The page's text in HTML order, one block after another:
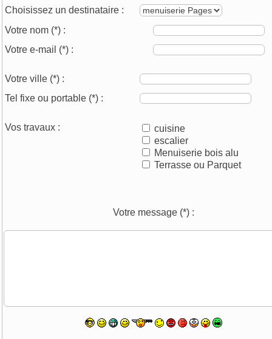
Choisissez un destinataire :
Votre nom (*) :
Votre e-mail (*) :
Votre ville (*) :
Tel fixe ou portable (*) :
Vos travaux :
cuisine
escalier
Menuiserie bois alu
Terrasse ou Parquet
Votre message (*):